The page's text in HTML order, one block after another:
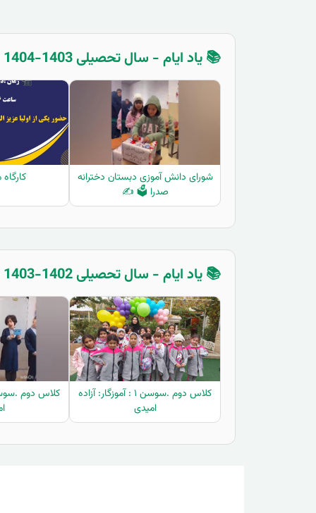
📚 یاد ایام - سال تحصیلی 1403-1404 - سوم دبستان
شورای دانش آموزی دبستان دخترانه
صدرا 🗳️ ✍️
📚 یاد ایام - سال تحصیلی 1402-1403 - دوم دبستان
کلاس دوم .سوسن ۱ : آموزگار: آزاده
امیدی